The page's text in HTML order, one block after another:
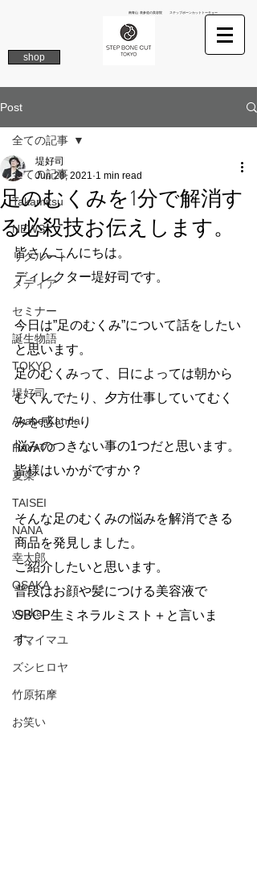
南青山 表参道の美容院 ステップボーンカットトーキョー
shop
Post
全ての記事
Takamitsu
NEWS
リクルート
メディア
セミナー
誕生物語
TOKYO
堤好司
Akane Kanda
HAYATO
夏菜
TAISEI
NANA
幸太郎
OSAKA
yuuka
イマイマユ
ズシヒロヤ
竹原拓摩
お笑い
全ての記事
足のむくみを1分で解消す
る必殺技お伝えします。
堤好司
Jun 28, 2021 1 min read
皆さんこんにちは。
ディレクター堤好司です。
今日は”足のむくみ”について話をしたい
と思います。
足のむくみって、日によっては朝から
むくんでたり、夕方仕事していてむく
みを感じたり
悩みのつきない事の1つだと思います。
皆様はいかがですか？
そんな足のむくみの悩みを解消できる
商品を発見しました。
ご紹介したいと思います。
普段はお顔や髪につける美容液で
SBCP生ミネラルミスト＋と言いま
す。